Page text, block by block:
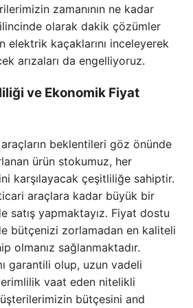
zamanının ne kadar
olarak dakik çözümler
elektrik kaçaklarını inceleyerek
arızaları da engelliyoruz.
ve Ekonomik Fiyat
beklentileri göz önünde
ürün stokumuz, her
karşılayacak çeşitliliğe sahiptir.
araçlara kadar büyük bir
satış yapmaktayız. Fiyat dostu
bütçenizi zorlamadan en kaliteli
olmanız sağlanmaktadır.
garantili olup, uzun vadeli
vaat eden nitelikli
bütçesini and